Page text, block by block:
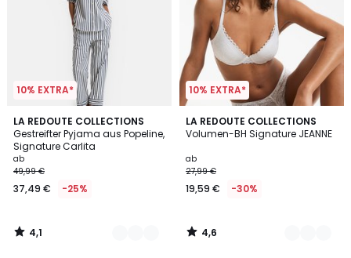
10% EXTRA*
LA REDOUTE COLLECTIONS
Gestreifter Pyjama aus Popeline,
Signature Carlita
ab
49,99 €
37,49 € -25%
4,1
/ 5
2
Farben
4,1
/
10% EXTRA*
LA REDOUTE COLLECTIONS
Volumen-BH Signature JEANNE
ab
27,99 €
19,59 € -30%
4,6
/ 5
4
Farben
4,6
/